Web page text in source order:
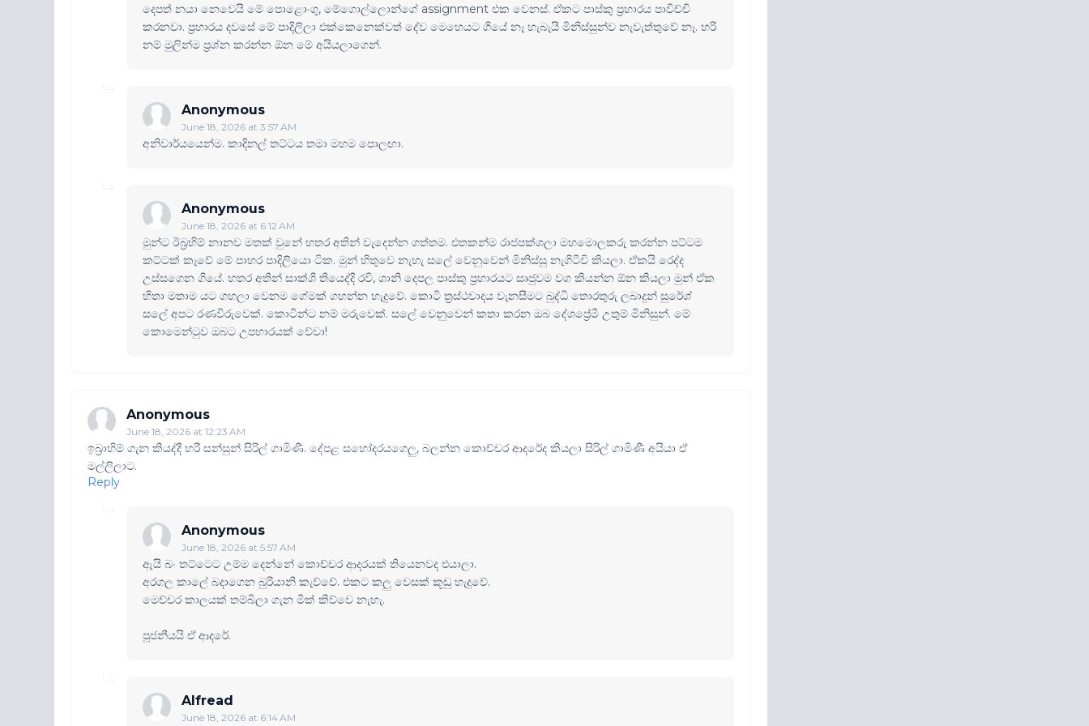
දෙපත් නයා නෙවෙයි මේ පොළොංගු, මේගොල්ලොන්ගේ assignment එක වෙනස්. ඒකට පාස්කු ප්‍රහාරය පාවිච්චි
කරනවා. ප්‍රහාරය දවසේ මේ පාදිලිලා එක්කෙනෙක්වත් දේව මෙහෙයට ගියේ නෑ හැබැයි මිනිස්සුන්ව නැවැත්තුවේ නෑ. හරි
නම් මුලින්ම ප්‍රශ්න කරන්න ඕන මේ අයියලාගෙන්.
Anonymous
June 18, 2026 at 3:57 AM
අනිවාර්යයෙන්ම. කාදිනල් තට්ටය තමා මහම පොලඟා.
Anonymous
June 18, 2026 at 6:12 AM
මුන්ට ඊබ්‍රහිම් නානව මතක් වුනේ හතර අතින් වැදෙන්න ගත්තම. එතකන්ම රාජපක්ශලා මහමොලකරු කරන්න පට්ටම
කට්ටක් කෑවේ මේ පාහර පාදිලියො ටික. මුන් හිතුවෙ නැහැ සලේ වෙනුවෙන් මිනිස්සු නැගිටීවි කියලා. ඒකයි රෙද්ද
උස්සගෙන ගියේ. හතර අතින් සාක්ශි තියෙද්දි රවි, ශානි දෙපල පාස්කු ප්‍රහාරයට සෘජුවම වග කියන්න ඕන කියලා මුන් ඒක
හිතා මතාම යට ගහලා වෙනම ගේමක් ගහන්න හැදුවේ. කොටි ත්‍රස්ථවාදය වැනසීමට බුද්ධි තොරතුරු ලබාදුන් සුරේශ්
සලේ අපට රණවිරුවෙක්. කොටින්ට නම් මරුවෙක්. සලේ වෙනුවෙන් කතා කරන ඔබ දේශප්‍රේමී උතුම් මිනිසුන්. මේ
කොමෙන්‍ටුව ඔබට උපහාරයක් වේවා!
Anonymous
June 18, 2026 at 12:23 AM
ඉබ්‍රාහිම් ගැන කියද්දී හරී සන්සුන් සිරිල් ගාමිණී. දේපළ සහෝදරයගෙලු, බලන්න කොච්චර ආදරේද කියලා සිරිල් ගාමිණී අයියා ඒ
මල්ලිලාට.
Reply
Anonymous
June 18, 2026 at 5:57 AM
ඇයි බං තට්ටෙට උම්ම දෙන්නේ කොච්චර ආදරයක් තියෙනවද එයාලා.
අරගල කාලේ බදාගෙන බුරියානි කැව්වේ. එකට කලු වෙසක් කූඩු හැදුවේ.
මෙච්චර කාලයක් තම්බිලා ගැන මීක් කිව්වෙ නැහැ.
පූජනීයයි ඒ ආදරේ.
Alfread
June 18, 2026 at 6:14 AM